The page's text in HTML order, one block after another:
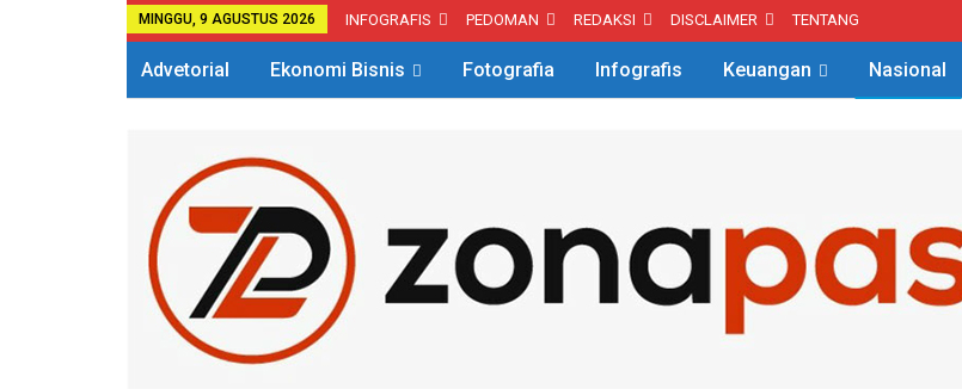
MINGGU, 9 AGUSTUS 2026 INFOGRAFIS PEDOMAN REDAKSI DISCLAIMER TENTANG
Advetorial Ekonomi Bisnis Fotografia Infografis Keuangan Nasional